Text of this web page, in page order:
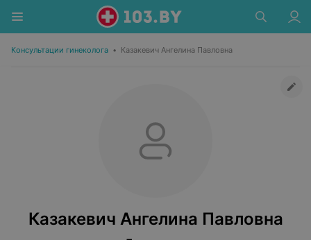
Консультации гинеколога • Казакевич Ангелина Павловна
Казакевич Ангелина Павловна